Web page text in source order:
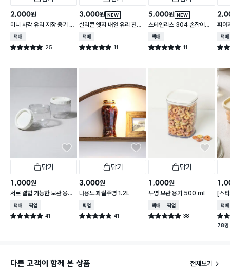
2,000원
미니 사각 유리 저장 용기 13
0 ml
택배배송
별점 5.0점 25
건 작성
NEW
3,000원
실리콘 엣지 내열 유리 찬통
550 ml
택배배송
별점 5.0점 11
건 작성
NEW
5,000원
스테인리스 304 손잡이형
대용량 찬통 2.2 L
택배배송
별점 5.0점 11
건 작성
휘어
2 L
택배
별점
담기
1,000원
서로 결합 가능한 보관 용기
2개입 410 ml
택배배송매장픽업
별점 4.9점 41
건 작성
담기
3,000원
다용도 과실주병 1.2L
매장픽업
별점 4.9점 41
건 작성
담기
1,000원
투명 보관 용기 500 ml
택배배송매장픽업
별점 4.9점 38
건 작성
[스
가
이보
택배
별점
78명
다른 고객이 함께 본 상품 전체보기